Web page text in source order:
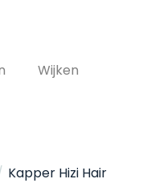
Wijken
Kapper Hizi Hair